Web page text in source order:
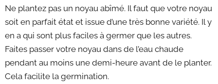
Ne plantez pas un noyau abîmé. Il faut que votre noyau
soit en parfait état et issue d’une très bonne variété. Il y
en a qui sont plus faciles à germer que les autres.
Faites passer votre noyau dans de l’eau chaude
pendant au moins une demi-heure avant de le planter.
Cela facilite la germination.